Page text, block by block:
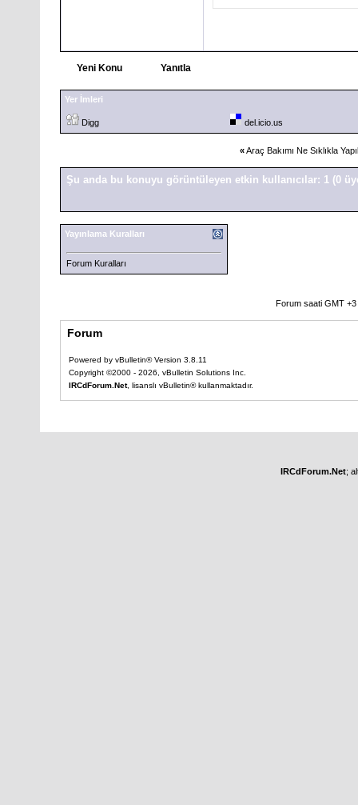
Yeni Konu Yanıtla
Yer İmleri
Digg del.icio.us
« Araç Bakımı Ne Sıklıkla
Şu anda bu konuyu görüntüleyen etkin kullanıcılar: 1 (0
Yayınlama Kuralları
Forum Kuralları
Forum saati GMT
Forum
Powered by vBulletin® Version 3.8.11
Copyright ©2000 - 2026, vBulletin Solutions Inc.
IRCdForum.Net, lisanslı vBulletin® kullanmaktadır.
IRCdForum.Net;